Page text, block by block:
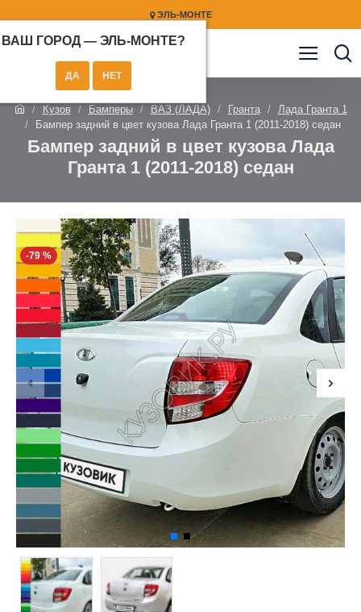
ЭЛЬ-МОНТЕ
ВАШ ГОРОД — ЭЛЬ-МОНТЕ?
Кузов Бамперы ВАЗ (ЛАДА) Гранта
Лада Гранта 1
Бампер задний в цвет кузова Лада Гранта 1 (2011-2018) седан
Бампер задний в цвет кузова Лада
Гранта 1 (2011-2018) седан
-79 %